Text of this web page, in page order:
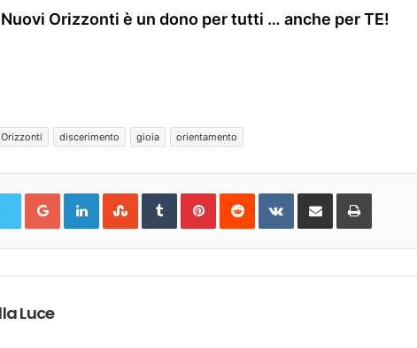
Orizzonti è un dono per tutti … anche per TE!
discerimento gioia orientamento
Google+LinkedInStumbleUpon
TumblrPinterestReddit VKontakteShare
Email
Print
Luce